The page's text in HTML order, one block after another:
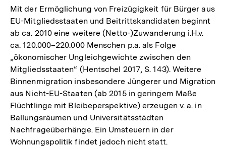
Mit der Ermöglichung von Freizügigkeit für Bürger aus
EU-Mitgliedsstaaten und Beitrittskandidaten beginnt
ab ca. 2010 eine weitere (Netto-)Zuwanderung i.H.v.
ca. 120.000–220.000 Menschen p.a. als Folge
„ökonomischer Ungleichgewichte zwischen den
Mitgliedsstaaten“ (Hentschel 2017, S. 143). Weitere
Binnenmigration insbesondere Jüngerer und Migration
aus Nicht-EU-Staaten (ab 2015 in geringem Maße
Flüchtlinge mit Bleibeperspektive) erzeugen v. a. in
Ballungsräumen und Universitätsstädten
Nachfrageüberhänge. Ein Umsteuern in der
Wohnungspolitik findet jedoch nicht statt.